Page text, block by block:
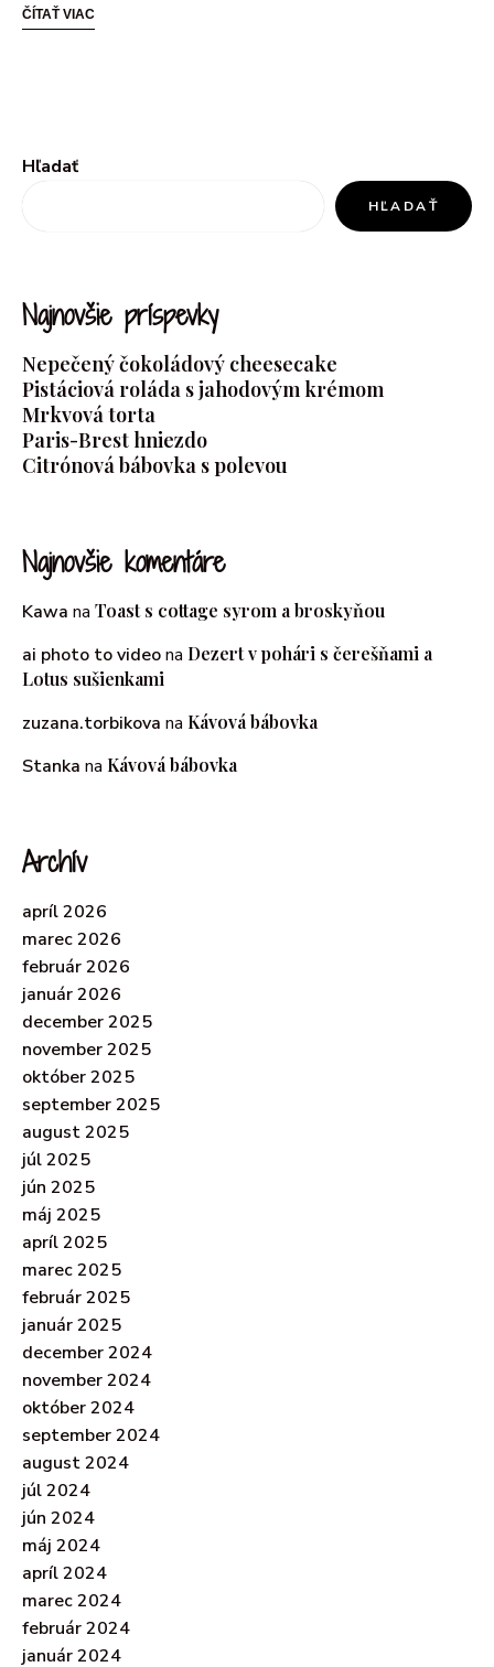
ČÍTAŤ VIAC
Hľadať
HĽADAŤ
Najnovšie príspevky
Nepečený čokoládový cheesecake
Pistáciová roláda s jahodovým krémom
Mrkvová torta
Paris-Brest hniezdo
Citrónová bábovka s polevou
Najnovšie komentáre
Kawa na Toast s cottage syrom a broskyňou
ai photo to videona Dezert v pohári s čerešňami a
Lotus sušienkami
zuzana.torbikova na Kávová bábovka
Stanka na Kávová bábovka
Archív
apríl 2026
marec 2026
február 2026
január 2026
december 2025
november 2025
október 2025
september 2025
august 2025
júl 2025
jún 2025
máj 2025
apríl 2025
marec 2025
február 2025
január 2025
december 2024
november 2024
október 2024
september 2024
august 2024
júl 2024
jún 2024
máj 2024
apríl 2024
marec 2024
február 2024
január 2024